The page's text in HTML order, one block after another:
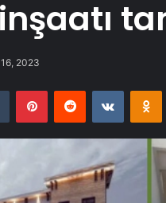
2023
Tumblr PinterestReddit